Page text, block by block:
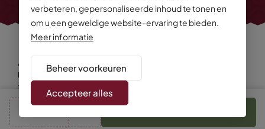
verbeteren, gepersonaliseerde inhoud te tonen en
om u een geweldige website-ervaring te bieden.
Meer informatie
Beheer voorkeuren
Accepteer alles
Alle rechten voorbehouden
Privacy Policy
Algemene voorwaarden